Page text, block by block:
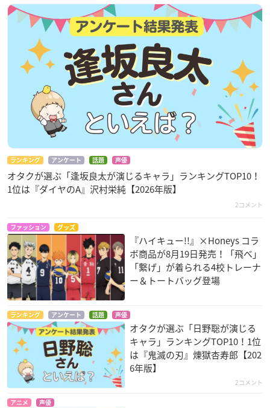
ランキング アンケート 話題 声優
オタクが選ぶ「逢坂良太が演じるキャラ」ランキングTOP10！
1位は『ダイヤのA』沢村栄純【2026年版】
2コメント
ファッション グッズ
『ハイキュー!!』×Honeys コラ
ボ商品が8月19日発売！「飛べ」
「繋げ」が着られる4校トレーナ
ー＆トートバッグ登場
ランキング アンケート 話題 声優
オタクが選ぶ「日野聡が演じる
キャラ」ランキングTOP10！1位
は『鬼滅の刃』煉󠄁獄杏寿郎【202
6年版】
2コメント
アニメ 声優